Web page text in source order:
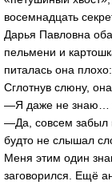
восемнадцать
Дарья Павловна
пельмени и
питалась она
Сглотнув слюну,
—Я даже не знаю…
—Да, совсем забыл
будто не слышал
Меня этим один
заговорился. Ещё